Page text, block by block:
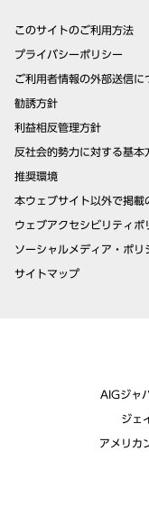
このサイトのご利用方法
プライバシーポリシー
ご利用者情報の外部送信に
勧誘方針
利益相反管理方針
反社会的勢力に対する基本
推奨環境
本ウェブサイト以外で掲載
ウェブアクセシビリティポ
ソーシャルメディア・ポリ
サイトマップ
AIGジャ
ジェ
アメリカ